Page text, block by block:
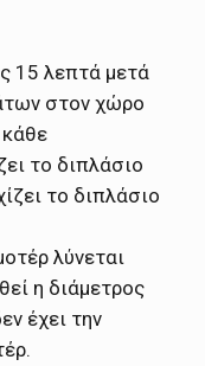
15 λεπτά μετά
στον χώρο
το διπλάσιο
το διπλάσιο
λύνεται
η διάμετρος
έχει την